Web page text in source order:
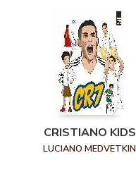
CRISTIANO KIDS
LUCIANO MEDVETKIN